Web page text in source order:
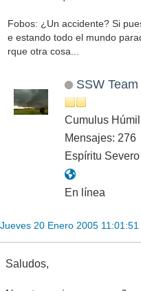
Fobos: ¿Un accidente? Si
e estando todo el mundo
rque otra cosa...
SSW Team
Cumulus
Mensajes: 276
Espíritu Severo
En línea
Jueves 20 Enero 2005 11:01:51
Saludos,